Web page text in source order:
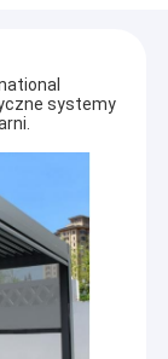
systemy